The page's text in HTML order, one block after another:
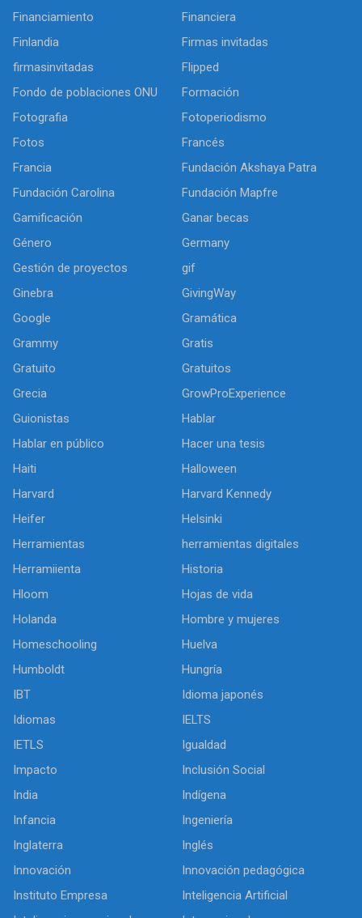
Financiamiento
Financiera
Finlandia
Firmas invitadas
firmasinvitadas
Flipped
Fondo de poblaciones ONU
Formación
Fotografia
Fotoperiodismo
Fotos
Francés
Francia
Fundación Akshaya Patra
Fundación Carolina
Fundación Mapfre
Gamificación
Ganar becas
Género
Germany
Gestión de proyectos
gif
Ginebra
GivingWay
Google
Gramática
Grammy
Gratis
Gratuito
Gratuitos
Grecia
GrowProExperience
Guionistas
Hablar
Hablar en público
Hacer una tesis
Haiti
Halloween
Harvard
Harvard Kennedy
Heifer
Helsinki
Herramientas
herramientas digitales
Herramiienta
Historia
Hloom
Hojas de vida
Holanda
Hombre y mujeres
Homeschooling
Huelva
Humboldt
Hungría
IBT
Idioma japonés
Idiomas
IELTS
IETLS
Igualdad
Impacto
Inclusión Social
India
Indígena
Infancia
Ingeniería
Inglaterra
Inglés
Innovación
Innovación pedagógica
Instituto Empresa
Inteligencia Artificial